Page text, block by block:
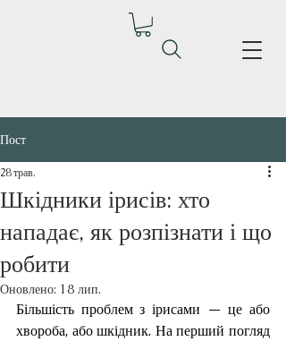
Пост
Шкідники ірисів: хто
нападає, як розпізнати і що
робити
28 трав.
Оновлено: 18 лип.
Більшість проблем з ірисами — це або
хвороба, або шкідник. На перший погляд